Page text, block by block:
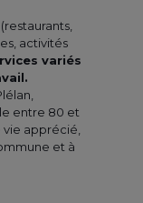
activités
variés
entre 80 et
vie apprécié,
et à